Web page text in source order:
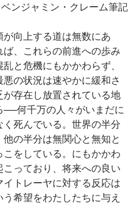
ベンジャミン・クレーム筆記
向上する道は無数にあ
、これらの前進への歩み
と危機にもかかわらず、
の状況は速やかに緩和さ
存在し放置されている地
何千万の人々がいまだに
死んでいる。世界の半分
の半分は無関心と無知と
をしている。にもかかわ
っており、将来への良い
トレーヤに対する反応は
希望をわたしたちに与え